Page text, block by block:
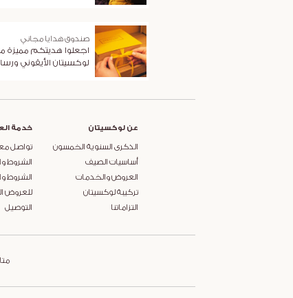
صندوق هدايا مجاني
اجعلوا هديتكم مميزة
لوكسيتان الأيقوني
عن لوكسيتان
الذكرى السنوية الخمسون
أساسيات الصيف
العروض والخدمات
تركيبة لوكسيتان
التزاماتنا
خدمة
تواصل
الشروط
الشروط
للعروض
التوصيل